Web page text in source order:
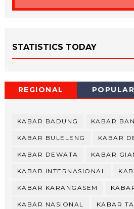
STATISTICS TODAY
REGIONAL POPULAR
KABAR BADUNG KABAR
KABAR BULELENG KABAR
KABAR DEWATA KABAR
KABAR INTERNASIONAL
KABAR KARANGASEM
KABAR NASIONAL KABAR